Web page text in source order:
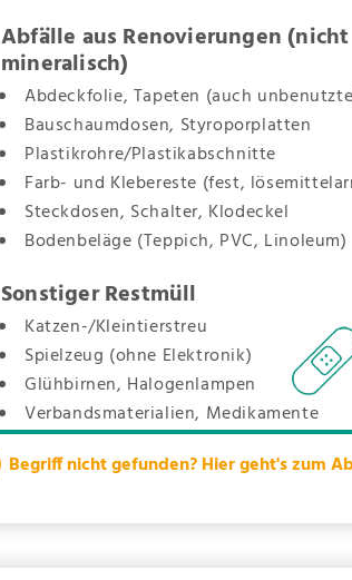
Abfälle aus Renovierungen (nicht
mineralisch)
Abdeckfolie, Tapeten (auch
Bauschaumdosen, Styroporplatten
Plastikrohre/Plastikabschnitte
Farb- und Klebereste (fest,
Steckdosen, Schalter, Klodeckel
Bodenbeläge (Teppich, PVC, Linoleum)
Sonstiger Restmüll
Katzen-/Kleintierstreu
Spielzeug (ohne Elektronik)
Glühbirnen, Halogenlampen
Verbandsmaterialien, Medikamente
Begriff nicht gefunden? Hier geht's zum